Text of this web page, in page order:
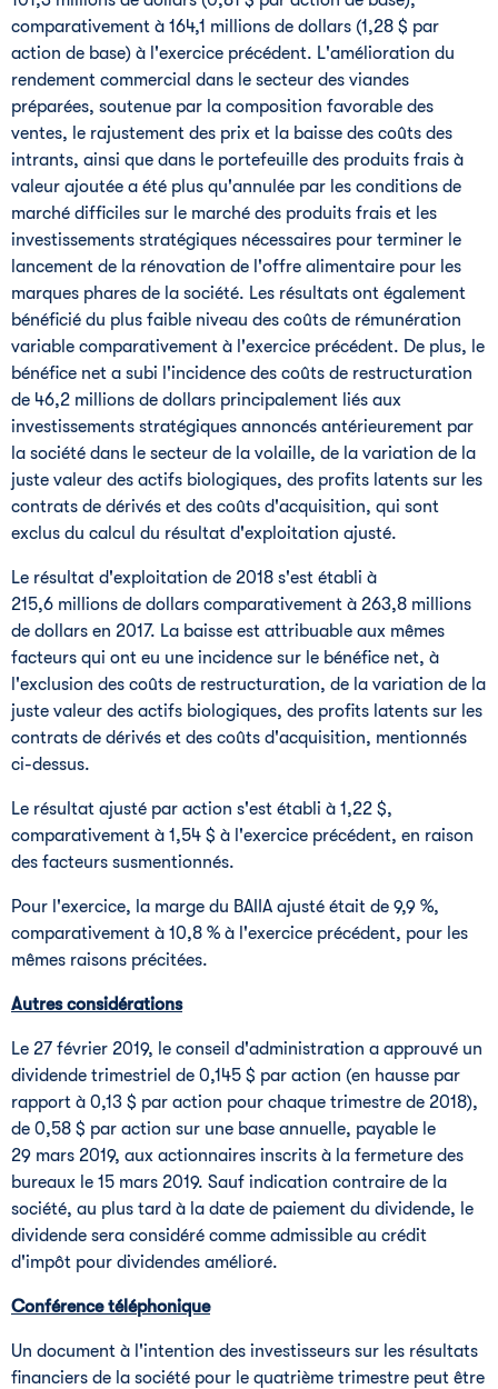
comparativement à 164,1 millions de dollars (1,28 $ par
action de base) à l'exercice précédent. L'amélioration du
rendement commercial dans le secteur des viandes
préparées, soutenue par la composition favorable des
ventes, le rajustement des prix et la baisse des coûts des
intrants, ainsi que dans le portefeuille des produits frais à
valeur ajoutée a été plus qu'annulée par les conditions de
marché difficiles sur le marché des produits frais et les
investissements stratégiques nécessaires pour terminer le
lancement de la rénovation de l'offre alimentaire pour les
marques phares de la société. Les résultats ont également
bénéficié du plus faible niveau des coûts de rémunération
variable comparativement à l'exercice précédent. De plus, le
bénéfice net a subi l'incidence des coûts de restructuration
de 46,2 millions de dollars principalement liés aux
investissements stratégiques annoncés antérieurement par
la société dans le secteur de la volaille, de la variation de la
juste valeur des actifs biologiques, des profits latents sur les
contrats de dérivés et des coûts d'acquisition, qui sont
exclus du calcul du résultat d'exploitation ajusté.
Le résultat d'exploitation de 2018 s'est établi à
215,6 millions de dollars comparativement à 263,8 millions
de dollars en 2017. La baisse est attribuable aux mêmes
facteurs qui ont eu une incidence sur le bénéfice net, à
l'exclusion des coûts de restructuration, de la variation de la
juste valeur des actifs biologiques, des profits latents sur les
contrats de dérivés et des coûts d'acquisition, mentionnés
ci-dessus.
Le résultat ajusté par action s'est établi à 1,22 $,
comparativement à 1,54 $ à l'exercice précédent, en raison
des facteurs susmentionnés.
Pour l'exercice, la marge du BAIIA ajusté était de 9,9 %,
comparativement à 10,8 % à l'exercice précédent, pour les
mêmes raisons précitées.
Autres considérations
Le 27 février 2019, le conseil d'administration a approuvé un
dividende trimestriel de 0,145 $ par action (en hausse par
rapport à 0,13 $ par action pour chaque trimestre de 2018),
de 0,58 $ par action sur une base annuelle, payable le
29 mars 2019, aux actionnaires inscrits à la fermeture des
bureaux le 15 mars 2019. Sauf indication contraire de la
société, au plus tard à la date de paiement du dividende, le
dividende sera considéré comme admissible au crédit
d'impôt pour dividendes amélioré.
Conférence téléphonique
Un document à l'intention des investisseurs sur les résultats
financiers de la société pour le quatrième trimestre peut être